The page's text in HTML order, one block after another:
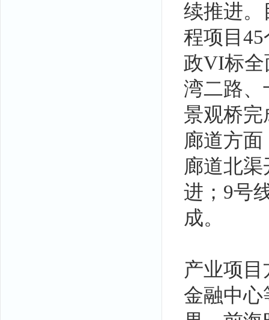
续推进。
程项目
政VI标全
湾二路、
景观桥
廊道方
廊道北
进；9号
成。
产业项
金融中心